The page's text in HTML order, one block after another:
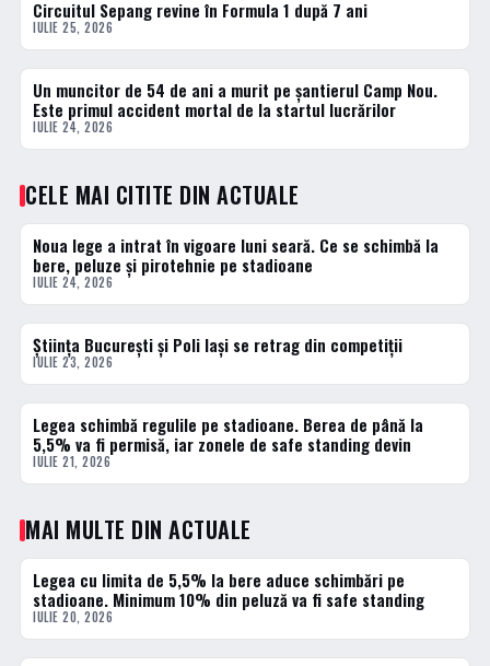
Circuitul Sepang revine în Formula 1 după 7 ani
IULIE 25, 2026
ACTUALE
Un muncitor de 54 de ani a murit pe șantierul Camp Nou.
Este primul accident mortal de la startul lucrărilor
IULIE 24, 2026
CELE MAI CITITE DIN ACTUALE
1 · TOP
Noua lege a intrat în vigoare luni seară. Ce se schimbă la
bere, peluze și pirotehnie pe stadioane
IULIE 24, 2026
2 · TOP
Știința București și Poli Iași se retrag din competiții
IULIE 23, 2026
3 · TOP
Legea schimbă regulile pe stadioane. Berea de până la
5,5% va fi permisă, iar zonele de safe standing devin
IULIE 21, 2026
MAI MULTE DIN ACTUALE
ACTUALE
Legea cu limita de 5,5% la bere aduce schimbări pe
stadioane. Minimum 10% din peluză va fi safe standing
IULIE 20, 2026